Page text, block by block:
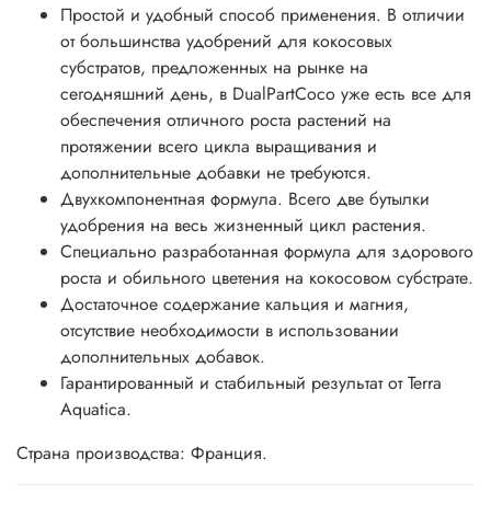
Простой и удобный способ применения. В отличии
от большинства удобрений для кокосовых
субстратов, предложенных на рынке на
сегодняшний день, в DualPartCoco уже есть все для
обеспечения отличного роста растений на
протяжении всего цикла выращивания и
дополнительные добавки не требуются.
Двухкомпонентная формула. Всего две бутылки
удобрения на весь жизненный цикл растения.
Специально разработанная формула для здорового
роста и обильного цветения на кокосовом субстрате.
Достаточное содержание кальция и магния,
отсутствие необходимости в использовании
дополнительных добавок.
Гарантированный и стабильный результат от Terra
Aquatica.
Страна производства: Франция.